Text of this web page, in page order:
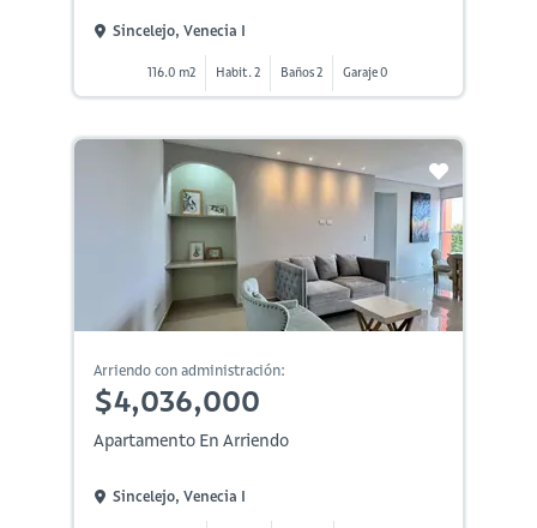
Sincelejo, Venecia I
116.0 m2 Habit. 2 Baños 2 Garaje 0
Arriendo con administración:
$4,036,000
Apartamento En Arriendo
Sincelejo, Venecia I